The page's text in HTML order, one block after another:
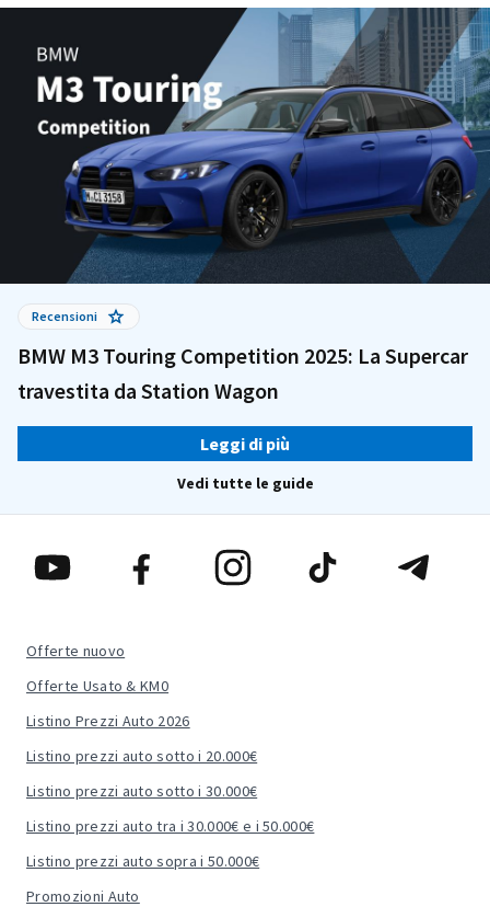
Recensioni
BMW M3 Touring Competition 2025: La Supercar
travestita da Station Wagon
Leggi di più
Vedi tutte le guide
Offerte nuovo
Offerte Usato & KM0
Listino Prezzi Auto 2026
Listino prezzi auto sotto i 20.000€
Listino prezzi auto sotto i 30.000€
Listino prezzi auto tra i 30.000€ e i 50.000€
Listino prezzi auto sopra i 50.000€
Promozioni Auto